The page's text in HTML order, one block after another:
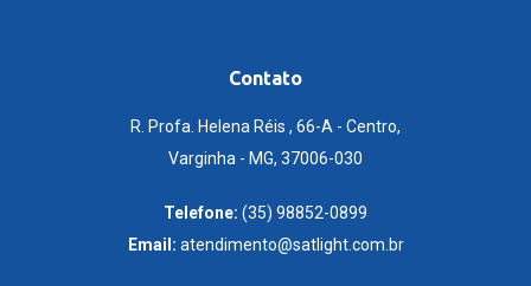
Contato
R. Profa. Helena Réis , 66-A - Centro,
Varginha - MG, 37006-030
Telefone: (35) 98852-0899
Email: atendimento@satlight.com.br